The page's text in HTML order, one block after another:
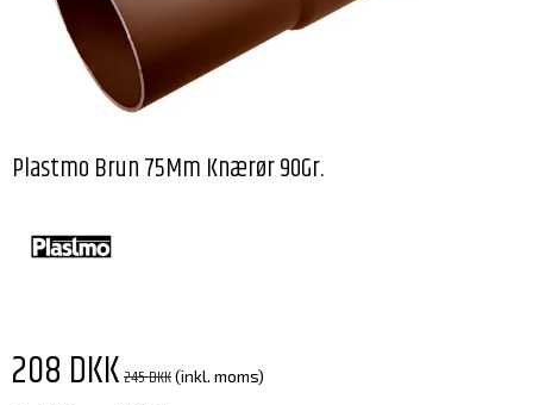
Plastmo Brun 75Mm Knærør 90Gr.
208 DKK245 DKK(inkl. moms)